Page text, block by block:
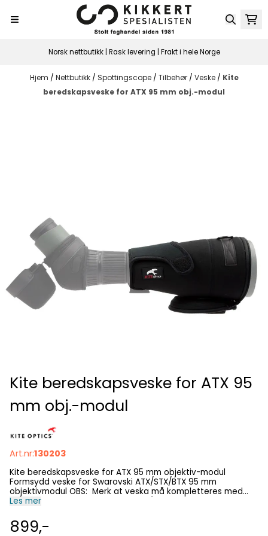
Norsk nettbutikk | Rask levering | Frakt i hele Norge
Hjem / Nettbutikk / Spottingscope / Tilbehør / Veske / Kite
beredskapsveske for ATX 95 mm obj.-modul
Kite beredskapsveske for ATX 95
mm obj.-modul
Art.nr:130203
Kite beredskapsveske for ATX 95 mm objektiv-modul
Formsydd veske for Swarovski ATX/STX/BTX 95 mm
objektivmodul OBS: Merk at veska må kompletteres med
egen veske for valgt okularmodul (se relaterte produkter
beredskapsveske. OM KOPIRETTIGHETER OG
ÅNDSVERKSLOVEN KikkertSpesialisten AS bruker betydelige
Les mer
899,-